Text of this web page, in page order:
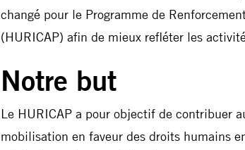
changé pour le Programme de
(HURICAP) afin de mieux refléter les
Notre but
Le HURICAP a pour objectif de contribuer
mobilisation en faveur des droits humains